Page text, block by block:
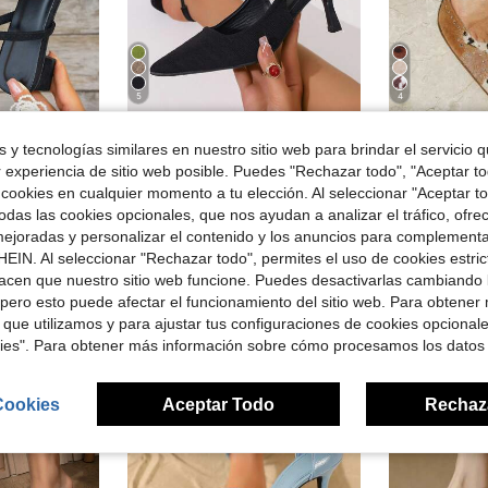
de tacón alto, elegantes, zapatos de tacón para mujer, elegantes
5
Zapatos de tacón alto para mujer de fiesta y noche, punta fina, elegantes, negros, espalda abierta, tacón de aguja, sandalias de slingback con punta cerrada, tallas grandes, marrón, beige, rojo
$17.30 700+ vendidos
con cupón
4
Zapatos
#1 Más
#1 Más
#1 Más
#1 Más
$23.90
Envío
y tecnologías similares en nuestro sitio web para brindar el servicio
de sitio web posible. Puedes "Rechazar todo", "Aceptar
en cualquier momento a tu elección. Al seleccionar "Aceptar
las cookies opcionales, que nos ayudan a analizar el tráfico,
y personalizar el contenido y los anuncios para
Al seleccionar "Rechazar todo", permites el uso de cookies
que nuestro sitio web funcione. Puedes desactivarlas cambiando
esto puede afectar el funcionamiento del sitio web. Para obtener
utilizamos y para ajustar tus configuraciones de cookies
Para obtener más información sobre cómo procesamos los datos
Aceptar Todo